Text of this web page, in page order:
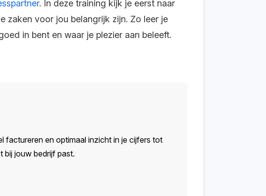
. In deze training kijk je eerst naar
zaken voor jou belangrijk zijn. Zo leer je
in bent en waar je plezier aan beleeft.
factureren en optimaal inzicht in je cijfers tot
bij jouw bedrijf past.